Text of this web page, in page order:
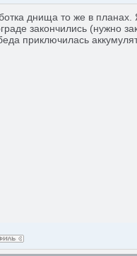
днища то же в планах.
закончились (нужно
приключилась